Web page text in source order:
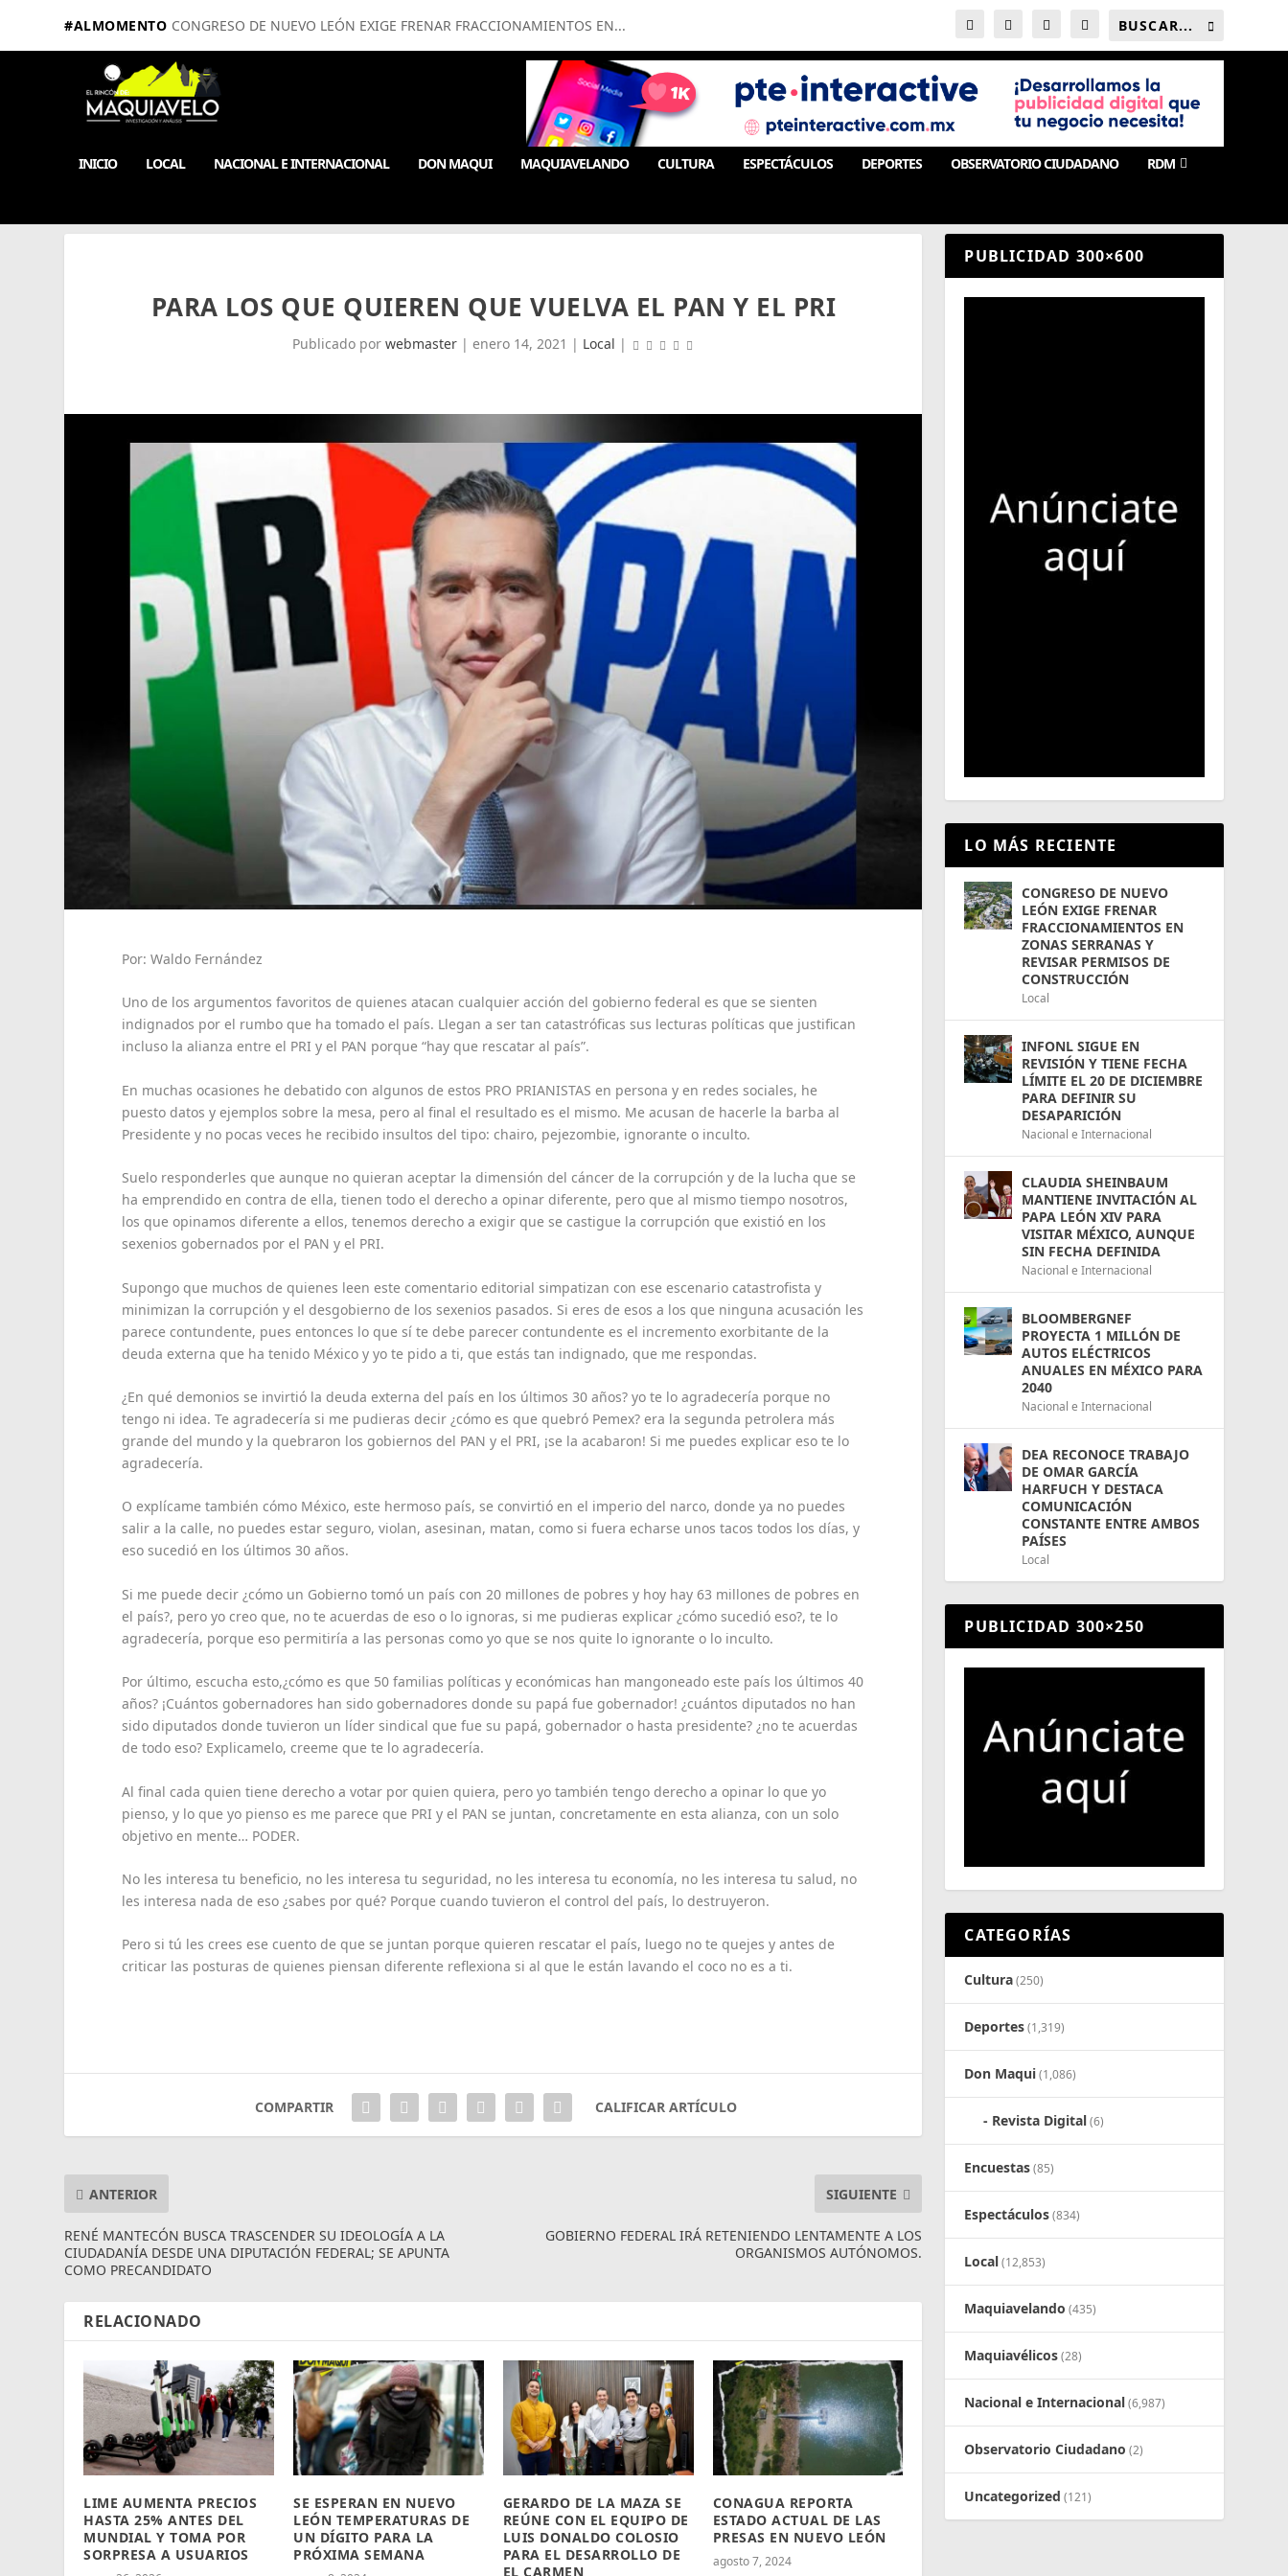
#ALMOMENTO CONGRESO DE NUEVO LEÓN EXIGE FRENAR FRACCIONAMIENTOS EN...
INICIO LOCAL NACIONAL E INTERNACIONAL DON MAQUI MAQUIAVELANDO CULTURA ESPECTÁCULOS DEPORTES OBSERVATORIO CIUDADANO RDM
PARA LOS QUE QUIEREN QUE VUELVA EL PAN Y EL PRI
Publicado porwebmaster |enero 14, 2021 | Local |
Por: Waldo Fernández
Uno de los argumentos favoritos de quienes atacan cualquier acción del gobierno federal es que se sienten
indignados por el rumbo que ha tomado el país. Llegan a ser tan catastróficas sus lecturas políticas que justifican
incluso la alianza entre el PRI y el PAN porque “hay que rescatar al país”.
En muchas ocasiones he debatido con algunos de estos PRO PRIANISTAS en persona y en redes sociales, he
puesto datos y ejemplos sobre la mesa, pero al final el resultado es el mismo. Me acusan de hacerle la barba al
Presidente y no pocas veces he recibido insultos del tipo: chairo, pejezombie, ignorante o inculto.
Suelo responderles que aunque no quieran aceptar la dimensión del cáncer de la corrupción y de la lucha que se
ha emprendido en contra de ella, tienen todo el derecho a opinar diferente, pero que al mismo tiempo nosotros,
los que opinamos diferente a ellos, tenemos derecho a exigir que se castigue la corrupción que existió en los
sexenios gobernados por el PAN y el PRI.
Supongo que muchos de quienes leen este comentario editorial simpatizan con ese escenario catastrofista y
minimizan la corrupción y el desgobierno de los sexenios pasados. Si eres de esos a los que ninguna acusación les
parece contundente, pues entonces lo que sí te debe parecer contundente es el incremento exorbitante de la
deuda externa que ha tenido México y yo te pido a ti, que estás tan indignado, que me respondas.
¿En qué demonios se invirtió la deuda externa del país en los últimos 30 años? yo te lo agradecería porque no
tengo ni idea. Te agradecería si me pudieras decir ¿cómo es que quebró Pemex? era la segunda petrolera más
grande del mundo y la quebraron los gobiernos del PAN y el PRI, ¡se la acabaron! Si me puedes explicar eso te lo
agradecería.
O explícame también cómo México, este hermoso país, se convirtió en el imperio del narco, donde ya no puedes
salir a la calle, no puedes estar seguro, violan, asesinan, matan, como si fuera echarse unos tacos todos los días, y
eso sucedió en los últimos 30 años.
Si me puede decir ¿cómo un Gobierno tomó un país con 20 millones de pobres y hoy hay 63 millones de pobres en
el país?, pero yo creo que, no te acuerdas de eso o lo ignoras, si me pudieras explicar ¿cómo sucedió eso?, te lo
agradecería, porque eso permitiría a las personas como yo que se nos quite lo ignorante o lo inculto.
Por último, escucha esto,¿cómo es que 50 familias políticas y económicas han mangoneado este país los últimos 40
años? ¡Cuántos gobernadores han sido gobernadores donde su papá fue gobernador! ¿cuántos diputados no han
sido diputados donde tuvieron un líder sindical que fue su papá, gobernador o hasta presidente? ¿no te acuerdas
de todo eso? Explicamelo, creeme que te lo agradecería.
Al final cada quien tiene derecho a votar por quien quiera, pero yo también tengo derecho a opinar lo que yo
pienso, y lo que yo pienso es me parece que PRI y el PAN se juntan, concretamente en esta alianza, con un solo
objetivo en mente… PODER.
No les interesa tu beneficio, no les interesa tu seguridad, no les interesa tu economía, no les interesa tu salud, no
les interesa nada de eso ¿sabes por qué? Porque cuando tuvieron el control del país, lo destruyeron.
Pero si tú les crees ese cuento de que se juntan porque quieren rescatar el país, luego no te quejes y antes de
criticar las posturas de quienes piensan diferente reflexiona si al que le están lavando el coco no es a ti.
COMPARTIR CALIFICAR ARTÍCULO
ANTERIOR
RENÉ MANTECÓN BUSCA TRASCENDER SU IDEOLOGÍA A LA
CIUDADANÍA DESDE UNA DIPUTACIÓN FEDERAL; SE APUNTA
COMO PRECANDIDATO
SIGUIENTE
GOBIERNO FEDERAL IRÁ RETENIENDO LENTAMENTE A LOS
ORGANISMOS AUTÓNOMOS.
RELACIONADO
LIME AUMENTA PRECIOS
HASTA 25% ANTES DEL
MUNDIAL Y TOMA POR
SORPRESA A USUARIOS
SE ESPERAN EN NUEVO
LEÓN TEMPERATURAS DE
UN DÍGITO PARA LA
PRÓXIMA SEMANA
GERARDO DE LA MAZA SE
REÚNE CON EL EQUIPO DE
LUIS DONALDO COLOSIO
PARA EL DESARROLLO DE
EL CARMEN
CONAGUA REPORTA
ESTADO ACTUAL DE LAS
PRESAS EN NUEVO LEÓN
agosto 7, 2024
PUBLICIDAD 300×600
LO MÁS RECIENTE
CONGRESO DE NUEVO
LEÓN EXIGE FRENAR
FRACCIONAMIENTOS EN
ZONAS SERRANAS Y
REVISAR PERMISOS DE
CONSTRUCCIÓN
Local
INFONL SIGUE EN
REVISIÓN Y TIENE FECHA
LÍMITE EL 20 DE DICIEMBRE
PARA DEFINIR SU
DESAPARICIÓN
Nacional e Internacional
CLAUDIA SHEINBAUM
MANTIENE INVITACIÓN AL
PAPA LEÓN XIV PARA
VISITAR MÉXICO, AUNQUE
SIN FECHA DEFINIDA
Nacional e Internacional
BLOOMBERGNEF
PROYECTA 1 MILLÓN DE
AUTOS ELÉCTRICOS
ANUALES EN MÉXICO PARA
2040
Nacional e Internacional
DEA RECONOCE TRABAJO
DE OMAR GARCÍA
HARFUCH Y DESTACA
COMUNICACIÓN
CONSTANTE ENTRE AMBOS
PAÍSES
Local
PUBLICIDAD 300×250
CATEGORÍAS
Cultura(250)
Deportes(1,319)
Don Maqui(1,086)
Revista Digital(6)
Encuestas(85)
Espectáculos(834)
Local(12,853)
Maquiavelando (435)
Maquiavélicos(28)
Nacional e Internacional(6,987)
Observatorio Ciudadano (2)
Uncategorized (121)